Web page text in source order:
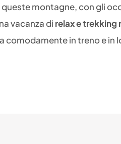
montagne, con gli
vacanza di relax e trekking
comodamente in treno e